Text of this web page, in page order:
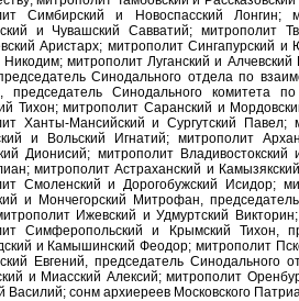
Симбирский и Новоспасский Лонгин;
и Чувашский Савватий; митрополит
Аристарх; митрополит Сингапурский
Никодим; митрополит Луганский и
Синодального отдела по
председатель Синодального комитета
Тихон; митрополит Саранский и
Ханты-Мансийский и Сургутский Павел;
и Вольский Игнатий; митрополит
Дионисий; митрополит
митрополит Астраханский и
Смоленский и Дорогобужский Исидор;
и Мончегорский Митрофан,
Ижевский и Удмуртский
Симферопольский и Крымский Тихон,
и Камышинский Феодор; митрополит
Евгений, председатель Синодального
и Миасский Алексий; митрополит
Василий; сонм архиереев Московского